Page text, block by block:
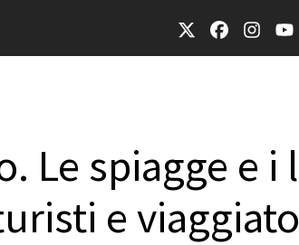
Le spiagge e i
e